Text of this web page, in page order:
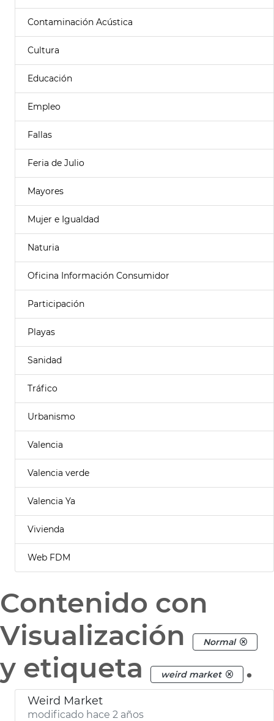
Contaminación Acústica
Cultura
Educación
Empleo
Fallas
Feria de Julio
Mayores
Mujer e Igualdad
Naturia
Oficina Información Consumidor
Participación
Playas
Sanidad
Tráfico
Urbanismo
Valencia
Valencia verde
Valencia Ya
Vivienda
Web FDM
Contenido con
Visualización
Normal
y etiqueta weird market .
Weird Market
modificado hace 2 años